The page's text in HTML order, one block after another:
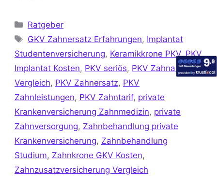
Ratgeber
GKV Zahnersatz Erfahrungen, Implantat
Studentenversicherung, Keramikkrone PKV,PKV
Implantat Kosten, PKV seriös, PKV Zahnarzt
Vergleich, PKV Zahnersatz, PKV
Zahnleistungen, PKV Zahntarif, private
Krankenversicherung Zahnmedizin, private
Zahnversorgung, Zahnbehandlung private
Krankenversicherung, Zahnbehandlung
Studium, Zahnkrone GKV Kosten,
Zahnzusatzversicherung Vergleich